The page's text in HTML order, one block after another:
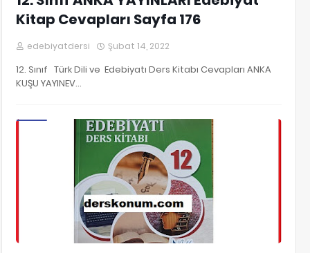
Kitap Cevapları Sayfa 176
edebiyatdersi Şubat 14, 2022
12. Sınıf Türk Dili ve Edebiyatı Ders Kitabı Cevapları ANKA
KUŞU YAYINEV…